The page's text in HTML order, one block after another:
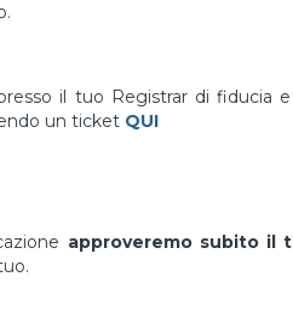
il tuo Registrar di fiducia
un ticket QUI
approveremo subito il